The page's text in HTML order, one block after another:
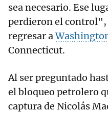
sea necesario. Ese
perdieron el control",
regresar a
Connecticut.
Al ser preguntado
el bloqueo petrolero
captura de Nicolás